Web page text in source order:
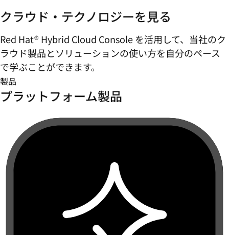
クラウド・テクノロジーを見る
Red Hat® Hybrid Cloud Console を活用して、当社のク
ラウド製品とソリューションの使い方を自分のペース
で学ぶことができます。
製品
プラットフォーム製品